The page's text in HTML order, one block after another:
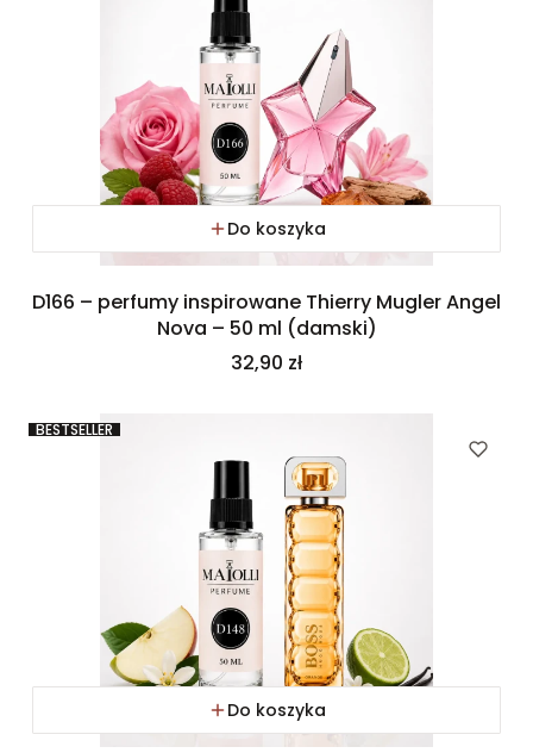
Do koszyka
D166 – perfumy inspirowane Thierry Mugler Angel
Nova – 50 ml (damski)
Cena
32,90 zł
BESTSELLER
Do koszyka